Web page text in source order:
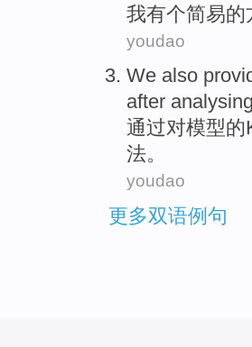
我有个简易的
youdao
We also
after analysing
通过对模型的
法。
youdao
更多双语例句